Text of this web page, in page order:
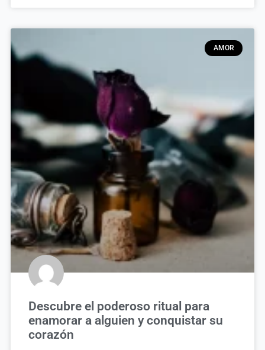
AMOR
Descubre el poderoso ritual para
enamorar a alguien y conquistar su
corazón